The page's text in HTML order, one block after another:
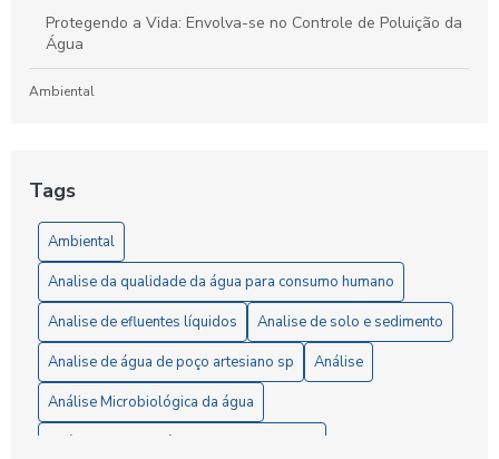
Protegendo a Vida: Envolva-se no Controle de Poluição da
Água
Ambiental
5 Vantagens da Análise de Solo SP para Agricultores
6 Passos Essenciais para a Análise Microbiológica da Água
6 Razões para Investir em um Laboratório de Análise de
Solo
A Importância da Análise de Águas Residuais para Garantir
Tags
Ambiental
Analise da qualidade da água para consumo humano
Analise de efluentes líquidos
Analise de solo e sedimento
Analise de água de poço artesiano sp
Análise
Análise Microbiológica da água
Análise completa água consumo humano